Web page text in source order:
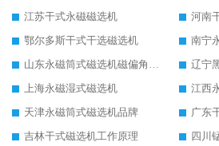
江苏干式永磁磁选机
河南
鄂尔多斯干式干选磁选机
南宁
山东永磁筒式磁选机磁偏角怎么调整
辽宁
上海永磁湿式磁选机
江西
天津永磁筒式磁选机品牌
广东
吉林干式磁选机工作原理
四川